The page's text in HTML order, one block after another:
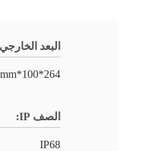
البعد
264*100*66.5mm
الصف IP:
IP68